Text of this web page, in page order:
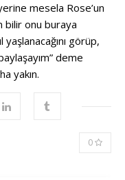
mesela Rose’un
bilir onu buraya
yaşlanacağını görüp,
deme
yakın.
0